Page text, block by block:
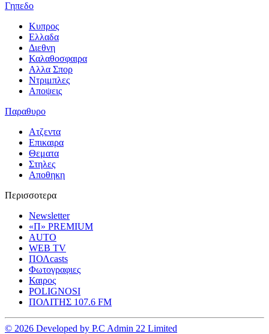
Γηπεδο
Κυπρος
Ελλαδα
Διεθνη
Καλαθοσφαιρα
Αλλα Σπορ
Ντριμπλες
Αποψεις
Παραθυρο
Ατζεντα
Επικαιρα
Θεματα
Στηλες
Αποθηκη
Περισσοτερα
Newsletter
«Π» PREMIUM
AUTO
WEB TV
ΠΟΛcasts
Φωτογραφιες
Καιρος
POLIGNOSI
ΠΟΛΙΤΗΣ 107.6 FM
© 2026 Developed by P.C Admin 22 Limited